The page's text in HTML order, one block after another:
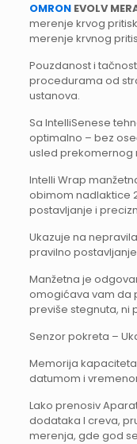
OMRONEVOLV
merenje krvog
merenje krvnog
Pouzdanost i
procedurama od
ustanova.
Sa IntelliSenese
optimalno – bez
usled prekomernog
Intelli Wrap
obimom nadlaktice
postavljanje i
Ukazuje na
pravilno
Manžetna je
omogićava vam da
previše stegnuta, ni
Senzor pokreta –
Memorija
datumom i
Lako prenosiv
dodataka I creva,
merenja, gde god